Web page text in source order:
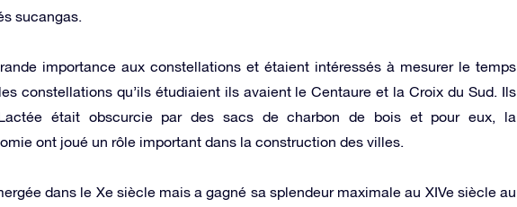
sucangas.
importance aux constellations et étaient intéressés à mesurer le temps
constellations qu’ils étudiaient ils avaient le Centaure et la Croix du Sud. Ils
était obscurcie par des sacs de charbon de bois et pour eux, la
ont joué un rôle important dans la construction des villes.
dans le Xe siècle mais a gagné sa splendeur maximale au XIVe siècle au